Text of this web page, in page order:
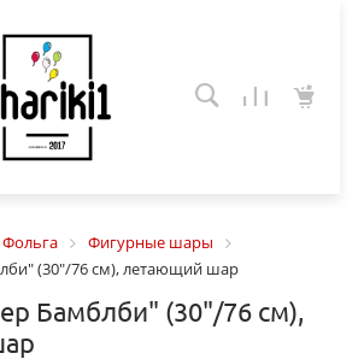
Фольга
Фигурные шары
(30"/76 см), летающий шар
Бамблби" (30"/76 см),